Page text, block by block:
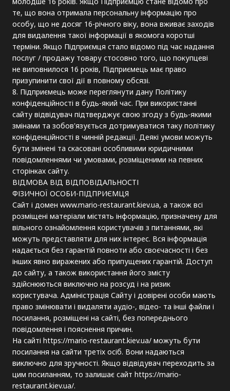
те, що вона отримала персональну інформацію про
особу, що не досяг 16-річного віку, вона вживає заходів
для видалення такої інформації в якомога коротші
терміни. Якщо Підприємця стало відомо під час надання
послуг / продажу товару стосовно того, що покупцеві
не виповнилося 16 років, Підприємець має право
призупинити свої дії в повному обсязі.
8. Підприємець може переглянути дану Політику
конфіденційності в будь-який час. При використанні
сайту відвідувач підтверджує свою згоду з будь-якими
змінами та зобов'язується дотримуватися таку політику
конфіденційності в чинній редакції. Деякі умови можуть
бути змінені та скасовані особливими юридичними
повідомленнями чи умовами, розміщеними на певних
сторінках сайту.
ВІДМОВА ВІД ВІДПОВІДАЛЬНОСТІ
ФІЗИЧНОЇ ОСОБИ-ПІДПРИЄМЦЯ
Сайт і домен www.mario-restaurant.kiev.ua, а також всі
розміщені матеріали містять інформацію, призначену для
вільного ознайомлення користувачів з питаннями, які
можуть представляти для них інтерес. Вся інформація
надається без гарантій повноти або своєчасності і без
інших явно виражених або припущених гарантій. Доступ
до сайту, а також використання його змісту
здійснюються виключно на розсуд і на ризик
користувача. Адміністрація Сайту і довірені особи мають
право змінювати і видаляти аудіо-, відео- та інші файли і
посилання, розміщені на сайті, без попереднього
повідомлення і пояснення причин.
На сайті https://mario-restaurant.kiev.ua/ можуть бути
посилання на сайти третіх осіб. Вони надаються
виключно для зручності. Якщо відвідувач переходить за
цим посиланням, то залишає сайт https://mario-
restaurant.kiev.ua/.